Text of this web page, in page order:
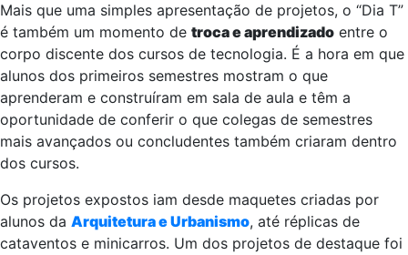
Mais que uma simples apresentação de projetos, o “Dia T”
é também um momento de troca e aprendizado entre o
corpo discente dos cursos de tecnologia. É a hora em que
alunos dos primeiros semestres mostram o que
aprenderam e construíram em sala de aula e têm a
oportunidade de conferir o que colegas de semestres
mais avançados ou concludentes também criaram dentro
dos cursos.
Os projetos expostos iam desde maquetes criadas por
alunos da Arquitetura e Urbanismo, até réplicas de
cataventos e minicarros. Um dos projetos de destaque foi